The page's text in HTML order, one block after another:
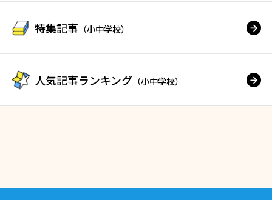
特集記事 （小中学校）
人気記事ランキング （小中学校）